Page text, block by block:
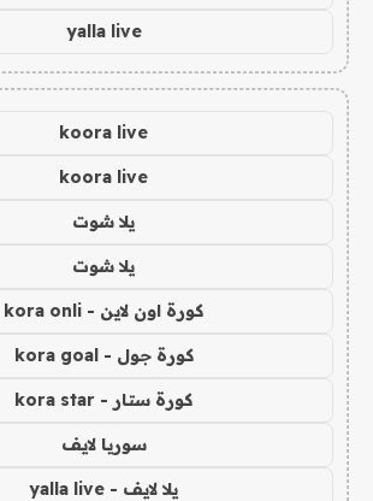
yalla live
koora live
koora live
يلا شوت
يلا شوت
كورة اون لاين - kora onli
كورة جول - kora goal
كورة ستار - kora star
سوريا لايف
يلا لايف - yalla live